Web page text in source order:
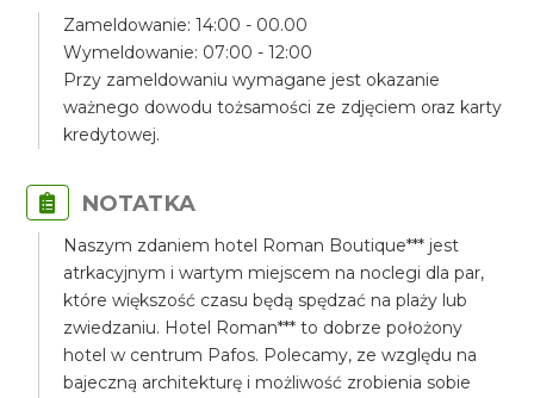
Zameldowanie: 14:00 - 00.00
Wymeldowanie: 07:00 - 12:00
Przy zameldowaniu wymagane jest okazanie
ważnego dowodu tożsamości ze zdjęciem oraz karty
kredytowej.
NOTATKA
Naszym zdaniem hotel Roman Boutique*** jest
atrkacyjnym i wartym miejscem na noclegi dla par,
które większość czasu będą spędzać na plaży lub
zwiedzaniu. Hotel Roman*** to dobrze położony
hotel w centrum Pafos. Polecamy, ze względu na
bajeczną architekturę i możliwość zrobienia sobie